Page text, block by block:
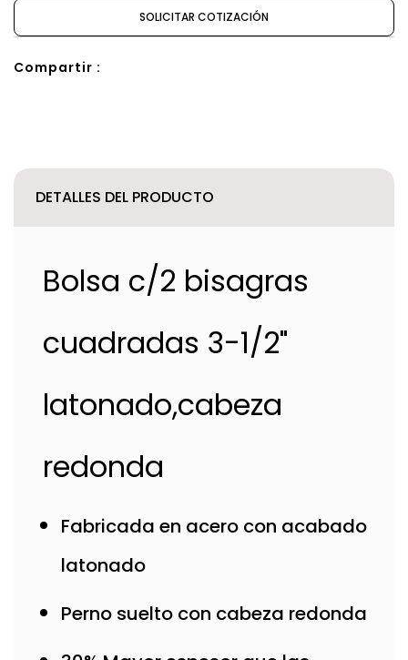
SOLICITAR COTIZACIÓN
Compartir :
DETALLES DEL PRODUCTO
Bolsa c/2 bisagras
cuadradas 3-1/2"
latonado,cabeza
redonda
Fabricada en acero con acabado
latonado
Perno suelto con cabeza redonda